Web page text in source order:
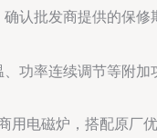
确认批发商提供的保修
、功率连续调节等附加
用电磁炉，搭配原厂优